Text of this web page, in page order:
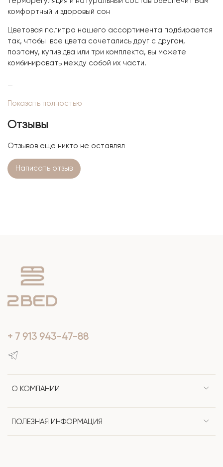
комфортный и здоровый сон
Цветовая палитра нашего ассортимента подбирается
так, чтобы все цвета сочетались друг с другом,
поэтому, купив два или три комплекта, вы можете
комбинировать между собой их части.
—
Изумрудный цвет. Словно драгоценный царственный
словно шепот леса, напоенный ароматом хвои и
целительной роскошью. Сны на нем будут глубокими и
безмятежным, как сама природа, полная жизни и
красоты.
Показать полностью
Отзывы
Отзывов еще никто не оставлял
Написать отзыв
О КОМПАНИИ
ПОЛЕЗНАЯ ИНФОРМАЦИЯ
+ 7 913 943-47-88